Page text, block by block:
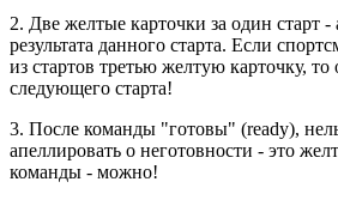
2. Две желтые карточки за один старт
результата данного старта. Если
из стартов третью желтую карточку, то
следующего старта!
3. После команды "готовы" (ready),
апеллировать о неготовности - это
команды - можно!